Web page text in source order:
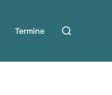
Termine
Suchen